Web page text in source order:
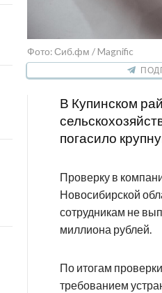
Фото: Сиб.фм / Magnific
В Купинском
погасило
Проверку в
Новосибирской
сотрудникам не
миллиона рублей.
По итогам
требованием